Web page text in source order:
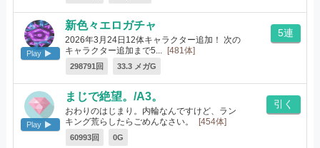
Play
新色々エロガチャ
2026年3月24日12体キャラクター追加！ 次の
キャラクター追加まで5...
[481体]
298791回 33.3 メガG
5連
Play
まじで絶望。/A3。
おわりのはじまり。内輪なんですけど、ラン
キング荒らしたらごめんなさい。
[454体]
60993回 0G
引く